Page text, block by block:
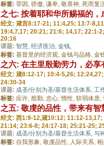
标签: 罪因, 骄傲, 谦卑, 敬畏神, 死而复
之七: 按着耶和华所赐福的，
经文: 箴言8:17-21; 11:4,25; 13:7-
19:4,7,17; 20:21; 21:6; 14,17; 22:1-
20:16
课题: 智慧, 经济医治, 金钱,
标签: 基督里的经济观, 金钱与品格, 金
之六: 在主里殷勤劳力，必享
经文: 箴8:12-17; 10:4-5,26;
24:30-34
课题: 成圣/分别为圣/基督生活体系, 工
标签: 应许, 殷勤, 忠心,惰性, 软弱体质,
之五: 敬虔的品性，带来有智
经文: 西1:9-12,箴10:12; 11:12-
21:14; 23:6-8; 24:17-18; 25:21-25;
课题: 成圣/分别为圣/基督生活体系, 与
标签: 自我形象, 敬虔品性, 人际关系,